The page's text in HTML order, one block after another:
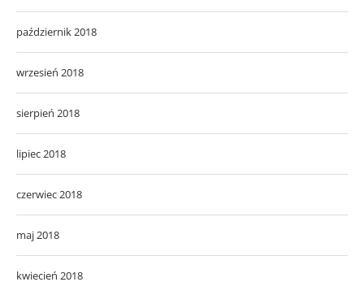
październik 2018
wrzesień 2018
sierpień 2018
lipiec 2018
czerwiec 2018
maj 2018
kwiecień 2018